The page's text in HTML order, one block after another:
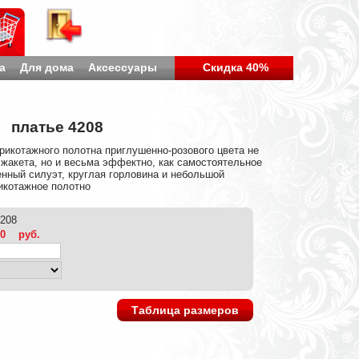
Для дома Аксессуары Скидка 40%
платье 4208
полотна приглушенно-розового цвета не
но и весьма эффектно, как самостоятельное
силуэт, круглая горловина и небольшой
полотно
руб.
Таблица размеров